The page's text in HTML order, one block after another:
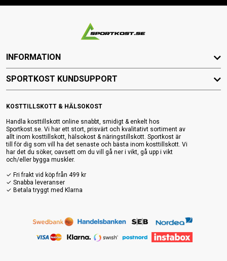
KOSTTILLSKOTT & HÄLSOKOST
Handla kosttillskott online snabbt, smidigt & enkelt hos
Sportkost.se. Vi har ett stort, prisvärt och kvalitativt sortiment av
allt inom kosttillskott, hälsokost & näringstillskott. Sportkost är
till för dig som vill ha det senaste och bästa inom kosttillskott. Vi
har det du söker, oavsett om du vill gå ner i vikt, gå upp i vikt
och/eller bygga muskler.
✓ Fri frakt vid köp från 499 kr
✓ Snabba leveranser
✓ Betala tryggt med Klarna
INFORMATION
SPORTKOST KUNDSUPPORT